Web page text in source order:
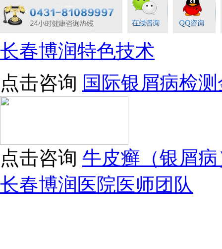
长春博润特色技术
点击咨询 国际银屑病检
点击咨询 牛皮癣（银屑
长春博润医院医师团队